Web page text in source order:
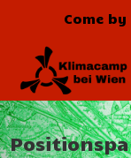
content
Come